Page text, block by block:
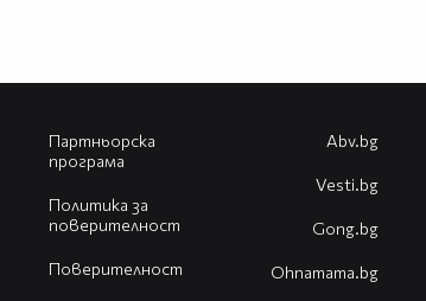
Партньорска
програма
Политика за
поверителност
Поверителност
Abv.bg
Vesti.bg
Gong.bg
Оhnamama.bg